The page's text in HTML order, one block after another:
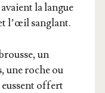
la langue
l’œil sanglant.
un
une roche ou
offert